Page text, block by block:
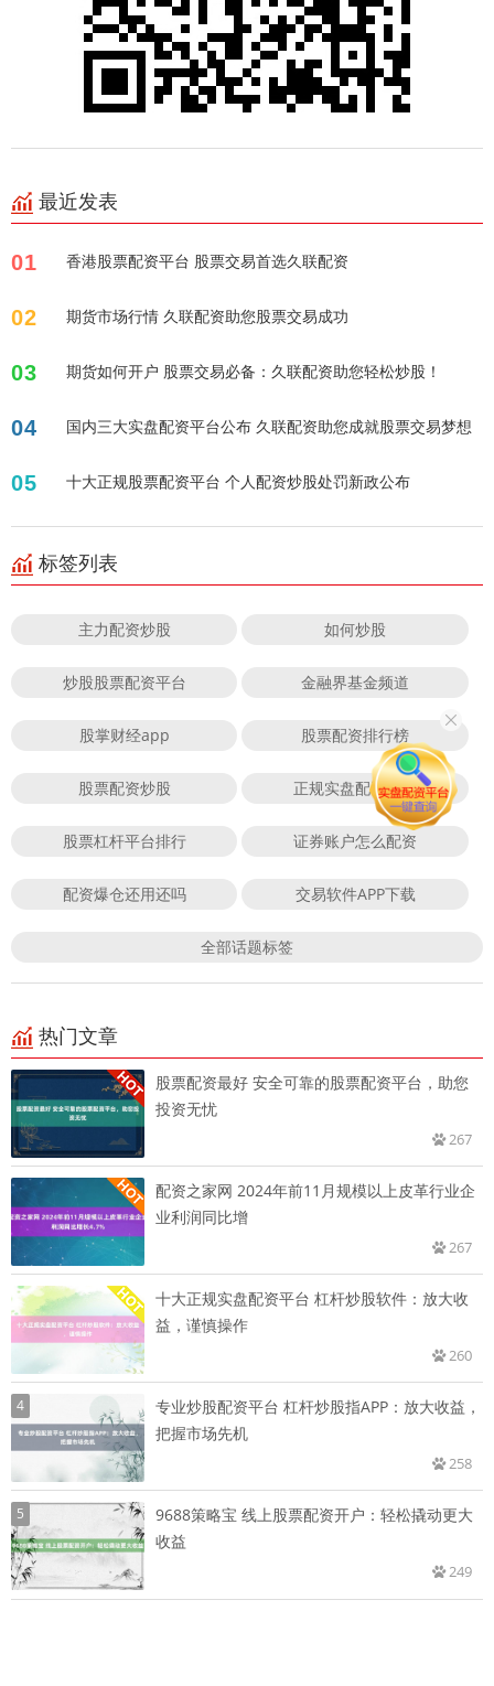
最近发表
01 香港股票配资平台 股票交易首选久联配资
02 期货市场行情 久联配资助您股票交易成功
03 期货如何开户 股票交易必备：久联配资助您轻松炒股！
04 国内三大实盘配资平台公布 久联配资助您成就股票交易梦想
05 十大正规股票配资平台 个人配资炒股处罚新政公布
标签列表
主力配资炒股 如何炒股
炒股股票配资平台 金融界基金频道
股掌财经app 股票配资排行榜
股票配资炒股 正规实盘配资平台
股票杠杆平台排行 证券账户怎么配资
配资爆仓还用还吗 交易软件APP下载
全部话题标签
热门文章
股票配资最好 安全可靠的股票配资平台，助您
投资无忧
267
配资之家网 2024年前11月规模以上皮革行业企
业利润同比增
267
十大正规实盘配资平台 杠杆炒股软件：放大收
益，谨慎操作
260
4
专业炒股配资平台 杠杆炒股指APP：放大收益，
把握市场先机
258
5
9688策略宝 线上股票配资开户：轻松撬动更大
收益
249